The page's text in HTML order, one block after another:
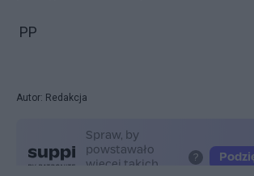
PP
Autor: Redakcja